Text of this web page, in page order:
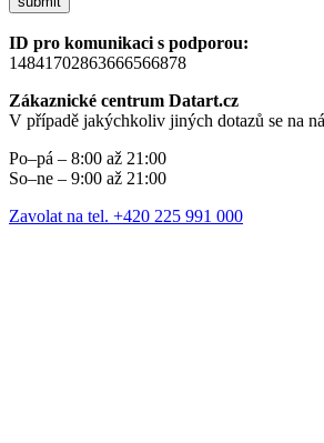
ID pro komunikaci s podporou:
14841702863666566878
Zákaznické centrum Datart.cz
V případě jakýchkoliv jiných dotazů se na
Po–pá – 8:00 až 21:00
So–ne – 9:00 až 21:00
Zavolat na tel. +420 225 991 000